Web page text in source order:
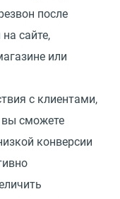
после
сайте,
или
с клиентами,
вы сможете
конверсии